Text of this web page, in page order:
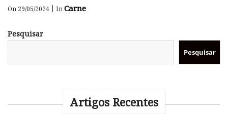
On 29/05/2024 | InCarne
Pesquisar
Pesquisar
Artigos Recentes